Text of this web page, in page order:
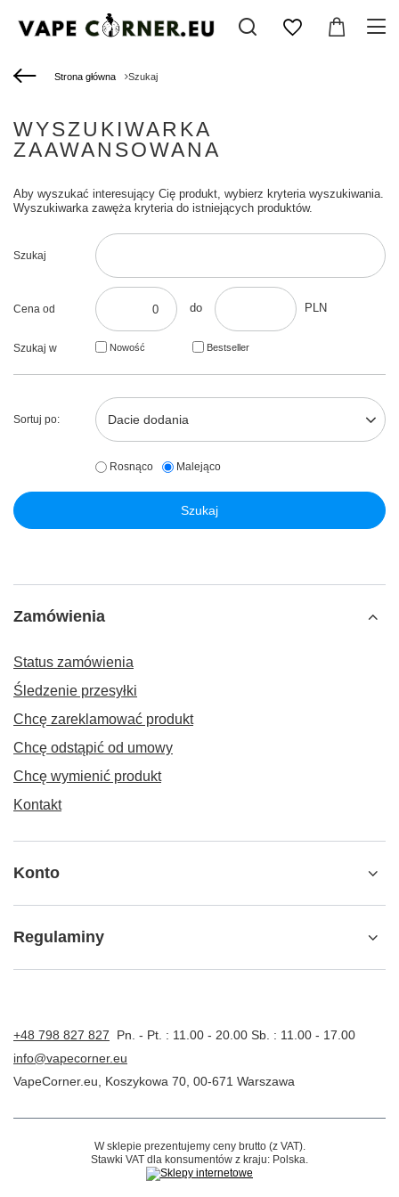
Strona główna Szukaj
WYSZUKIWARKA
ZAAWANSOWANA
Aby wyszukać interesujący Cię produkt, wybierz kryteria wyszukiwania.
Wyszukiwarka zawęża kryteria do istniejących produktów.
Szukaj
Cena od do PLN
Szukaj w Nowość Bestseller
Sortuj po: Dacie dodania
Rosnąco Malejąco
Szukaj
Zamówienia
Status zamówienia
Śledzenie przesyłki
Chcę zareklamować produkt
Chcę odstąpić od umowy
Chcę wymienić produkt
Kontakt
Konto
Regulaminy
+48 798 827 827
Pn. - Pt. : 11.00 - 20.00 Sb. : 11.00 - 17.00
info@vapecorner.eu
VapeCorner.eu
Koszykowa 70 00-671 Warszawa
W sklepie prezentujemy ceny brutto (z VAT).
Stawki VAT dla konsumentów z kraju: Polska.